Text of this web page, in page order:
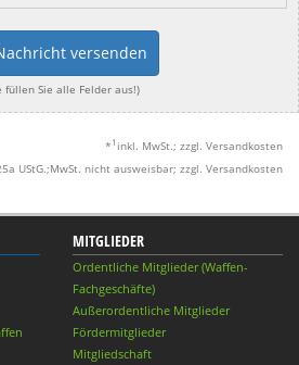
versenden
füllen Sie alle Felder aus!)
* 1 inkl. MwSt.; zzgl. Versandkosten
UStG.;MwSt. nicht ausweisbar; zzgl. Versandkosten
MITGLIEDER
Ordentliche Mitglieder (Waffen-
Fachgeschäfte)
Außerordentliche Mitglieder
Fördermitglieder
Mitgliedschaft